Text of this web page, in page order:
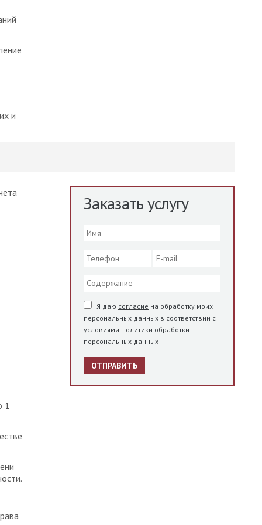
и
1
Заказать услугу
Я даю согласие на обработку моих
персональных данных в соответствии с
условиями Политики обработки
персональных данных
ОТПРАВИТЬ